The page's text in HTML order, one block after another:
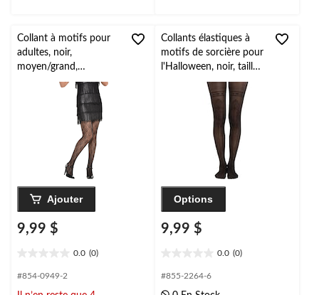
Collant à motifs pour
adultes, noir,
moyen/grand,
accessoire de costume
Ajouter
9,99 $
0.0 (0)
étoile(s)
#854-0949-2
Collants élastiques à
motifs de sorcière pour
l'Halloween, noir, taille
Options
9,99 $
0.0 (0)
étoile(s)
#855-2264-6